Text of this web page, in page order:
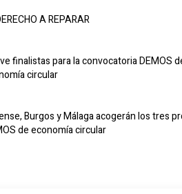
A REPARAR
finalistas para la convocatoria DEMOS
circular
Burgos y Málaga acogerán los tres
de economía circular